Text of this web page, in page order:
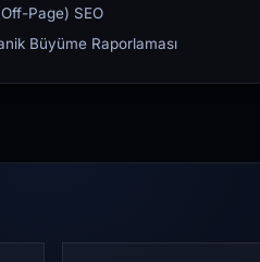
Page) SEO
Büyüme Raporlaması